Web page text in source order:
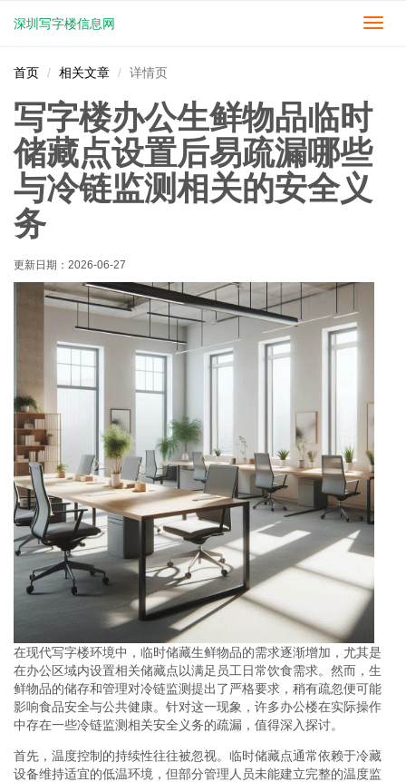
切
深圳写字楼信息网
首页 相关文章 详情页
写字楼办公生鲜物品临时
储藏点设置后易疏漏哪些
与冷链监测相关的安全义
务
更新日期： 2026-06-27
在现代写字楼环境中，临时储藏生鲜物品的需求逐渐增加，尤其是
在办公区域内设置相关储藏点以满足员工日常饮食需求。然而，生
鲜物品的储存和管理对冷链监测提出了严格要求，稍有疏忽便可能
影响食品安全与公共健康。针对这一现象，许多办公楼在实际操作
中存在一些冷链监测相关安全义务的疏漏，值得深入探讨。
首先，温度控制的持续性往往被忽视。临时储藏点通常依赖于冷藏
设备维持适宜的低温环境，但部分管理人员未能建立完整的温度监